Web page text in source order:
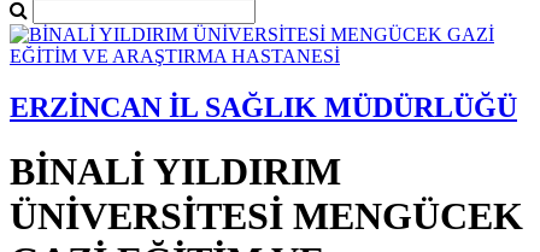
ERZİNCAN İL SAĞLIK MÜDÜRLÜĞÜ
BİNALİ YILDIRIM
ÜNİVERSİTESİ MENGÜCEK